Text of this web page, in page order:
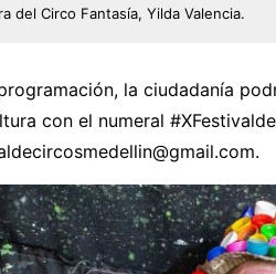
del Circo Fantasía, Yilda Valencia.
la ciudadanía
con el numeral